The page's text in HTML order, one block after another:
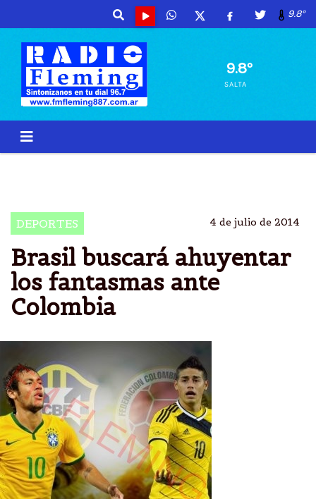
9.8º
9.8º
SALTA
DEPORTES 4 de julio de 2014
Brasil buscará ahuyentar
los fantasmas ante
Colombia